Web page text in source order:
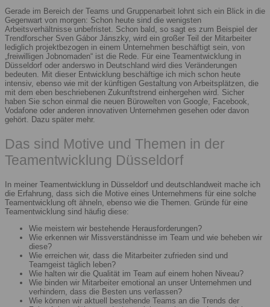
Gerade im Bereich der Teams und Gruppenarbeit lohnt sich ein Blick in die
Gegenwart von morgen: Schon heute sind die wenigsten
Arbeitsverhältnisse unbefristet. Schon bald, so sagt es zum Beispiel der
Trendforscher Sven Gábor Jánszky, wird ein großer Teil der Mitarbeiter
lediglich projektbezogen in einem Unternehmen beschäftigt sein, von
„freiwilligen Jobnomaden“ ist die Rede. Für eine Teamentwicklung in
Düsseldorf oder anderswo in Deutschland wird dies Veränderungen
bedeuten. Mit dieser Entwicklung beschäftige ich mich schon heute
intensiv, ebenso wie mit der künftigen Gestaltung von Arbeitsplätzen, die
mit dem eben beschriebenen Zukunftstrend einhergehen wird. Sicher
haben Sie schon einmal die neuen Bürowelten von Google, Facebook,
Vodafone oder anderen innovativen Unternehmen gesehen oder davon
gehört. Dazu später mehr.
Das sind Motive und Themen in der
Teamentwicklung Düsseldorf
In meiner Teamentwicklung in Düsseldorf und deutschlandweit mache ich
die Erfahrung, dass sich die Motive eines Unternehmens für eine solche
Teamentwicklung oft ähneln, ebenso wie die Themen. Gründe für eine
Teamentwicklung sind häufig diese:
Wie meistern wir bestehende Herausforderungen?
Wie erkennen wir Missverständnisse im Team und wie beheben wir
diese?
Wie erreichen wir, dass die Mitarbeiter zufrieden sind und
Teamgeist täglich leben?
Wie halten wir die Qualität im Team auf einem hohen Niveau?
Wie binden wir Mitarbeiter emotional an unser Unternehmen und
verhindern, dass die Besten uns verlassen?
Wie können wir aktuell bestehende Teams an die Trends der